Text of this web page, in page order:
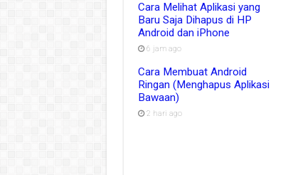
Cara Melihat Aplikasi yang
Baru Saja Dihapus di HP
Android dan iPhone
6 jam ago
Cara Membuat Android
Ringan (Menghapus Aplikasi
Bawaan)
2 hari ago